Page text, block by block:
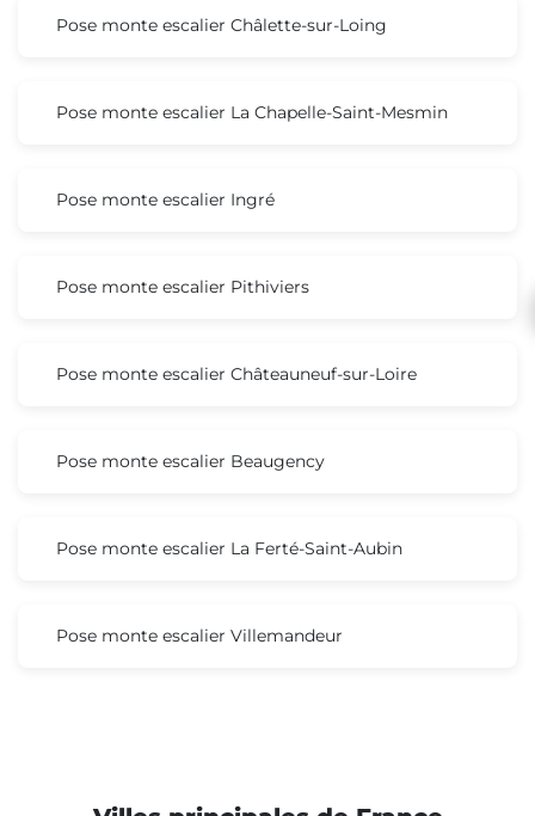
Pose monte escalier Châlette-sur-Loing
Pose monte escalier La Chapelle-Saint-Mesmin
Pose monte escalier Ingré
Pose monte escalier Pithiviers
Pose monte escalier Châteauneuf-sur-Loire
Pose monte escalier Beaugency
Pose monte escalier La Ferté-Saint-Aubin
Pose monte escalier Villemandeur